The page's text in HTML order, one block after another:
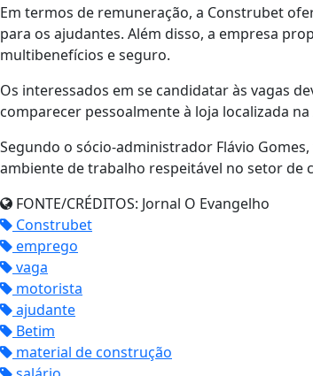
Em termos de remuneração, a Construbet
para os ajudantes. Além disso, a empresa
multibenefícios e seguro.
Os interessados em se candidatar às vagas
comparecer pessoalmente à loja localizada
Segundo o sócio-administrador Flávio
ambiente de trabalho respeitável no setor de
FONTE/CRÉDITOS: Jornal O Evangelho
Construbet
emprego
vaga
motorista
ajudante
Betim
material de construção